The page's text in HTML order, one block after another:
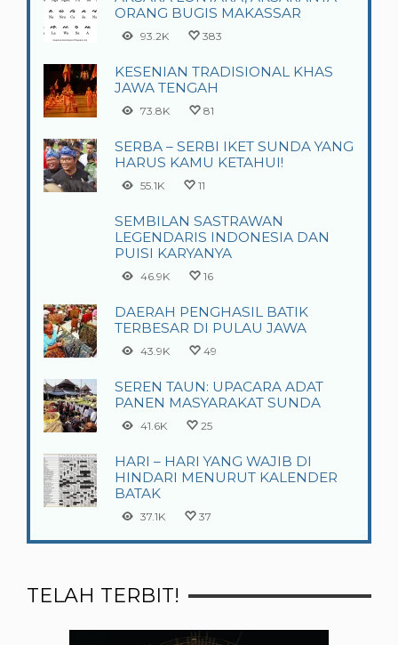
ORANG BUGIS MAKASSAR
93.2K 383
KESENIAN TRADISIONAL KHAS
JAWA TENGAH
73.8K 81
SERBA – SERBI IKET SUNDA YANG
HARUS KAMU KETAHUI!
55.1K 11
SEMBILAN SASTRAWAN
LEGENDARIS INDONESIA DAN
PUISI KARYANYA
46.9K 16
DAERAH PENGHASIL BATIK
TERBESAR DI PULAU JAWA
43.9K 49
SEREN TAUN: UPACARA ADAT
PANEN MASYARAKAT SUNDA
41.6K 25
HARI – HARI YANG WAJIB DI
HINDARI MENURUT KALENDER
BATAK
37.1K 37
TELAH TERBIT!